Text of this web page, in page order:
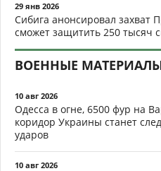
29 янв 2026
Сибига анонсировал захват
сможет защитить 250 тысяч
ВОЕННЫЕ
10 авг 2026
Одесса в огне, 6500 фур на
коридор Украины станет
ударов
10 авг 2026